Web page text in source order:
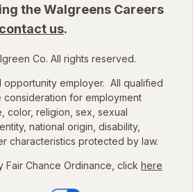
the Walgreens Careers
contact us.
Co. All rights reserved.
opportunity employer. All qualified
for employment
color, religion, sex, sexual
national origin, disability,
characteristics protected by law.
Fair Chance Ordinance, click here